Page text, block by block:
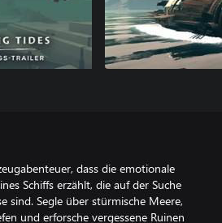
dass die emotionale
Schiffs erzählt, die auf der Suche
sind. Segle über stürmische Meere,
und erforsche vergessene Ruinen